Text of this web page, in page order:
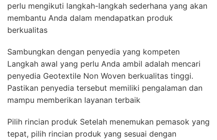
perlu mengikuti langkah-langkah sederhana yang akan
membantu Anda dalam mendapatkan produk
berkualitas
Sambungkan dengan penyedia yang kompeten
Langkah awal yang perlu Anda ambil adalah mencari
penyedia Geotextile Non Woven berkualitas tinggi.
Pastikan penyedia tersebut memiliki pengalaman dan
mampu memberikan layanan terbaik
Pilih rincian produk Setelah menemukan pemasok yang
tepat, pilih rincian produk yang sesuai dengan